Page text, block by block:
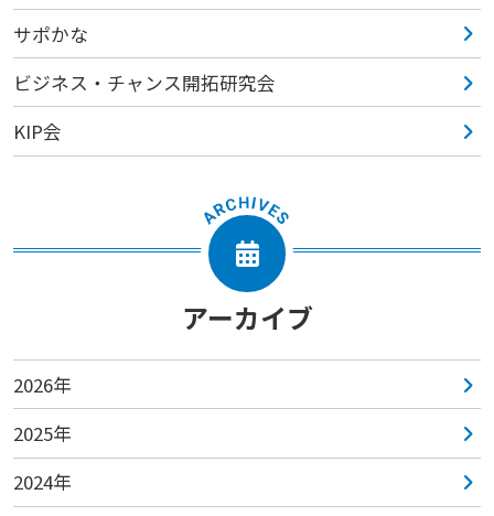
サポかな
ビジネス・チャンス開拓研究会
KIP会
アーカイブ
2026年
2025年
2024年